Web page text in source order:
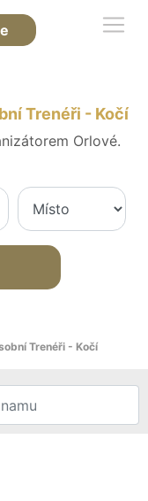
Trenéři - Kočí
Orlové.
Trenéři - Kočí